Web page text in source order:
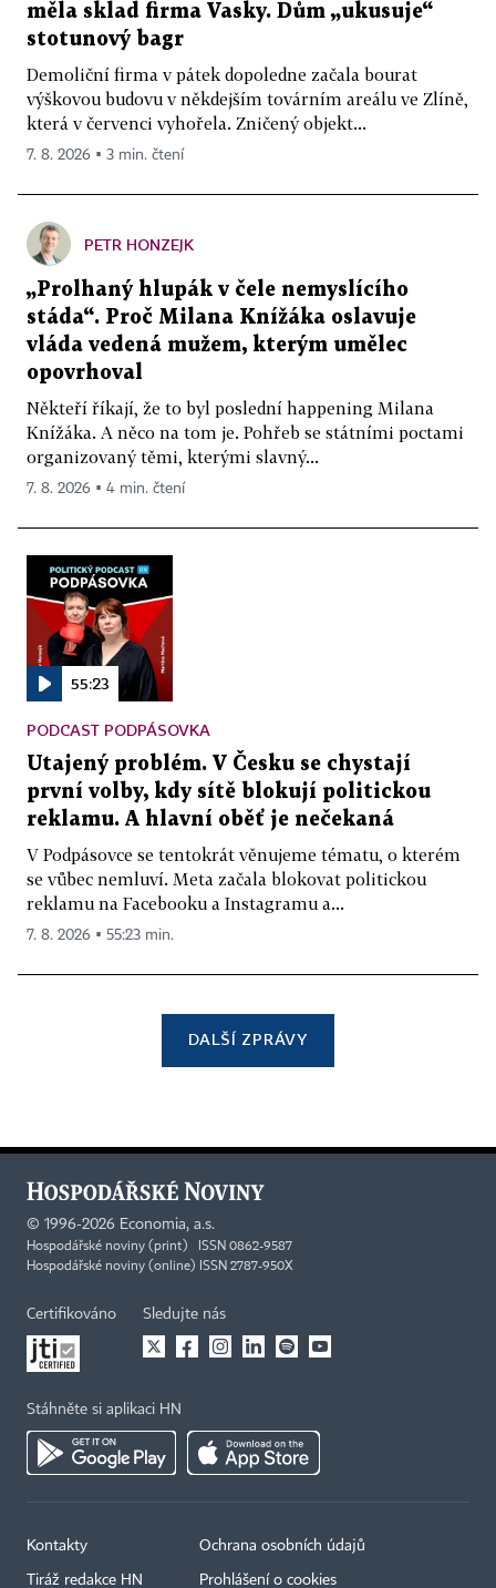
měla sklad firma Vasky. Dům „ukusuje“
stotunový bagr
Demoliční firma v pátek dopoledne začala bourat
výškovou budovu v někdejším továrním areálu ve Zlíně,
která v červenci vyhořela. Zničený objekt...
7. 8. 2026 ▪ 3 min. čtení
PETR HONZEJK
„Prolhaný hlupák v čele nemyslícího
stáda“. Proč Milana Knížáka oslavuje
vláda vedená mužem, kterým umělec
opovrhoval
Někteří říkají, že to byl poslední happening Milana
Knížáka. A něco na tom je. Pohřeb se státními poctami
organizovaný těmi, kterými slavný...
7. 8. 2026 ▪ 4 min. čtení
55:23
PODCAST PODPÁSOVKA
Utajený problém. V Česku se chystají
první volby, kdy sítě blokují politickou
reklamu. A hlavní oběť je nečekaná
V Podpásovce se tentokrát věnujeme tématu, o kterém
se vůbec nemluví. Meta začala blokovat politickou
reklamu na Facebooku a Instagramu a...
7. 8. 2026 ▪ 55:23 min.
DALŠÍ ZPRÁVY
© 1996-2026 Economia, a.s.
Hospodářské noviny (print) ISSN 0862-9587
Hospodářské noviny (online) ISSN 2787-950X
Certifikováno Sledujte nás
Stáhněte si aplikaci HN
Kontakty
Tiráž redakce HN
Ochrana osobních údajů
Prohlášení o cookies